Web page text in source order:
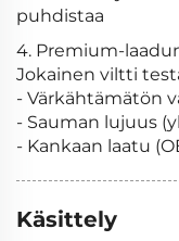
puhdistaa
4. Premium-
Jokainen viltti
- Värkähtämätön
- Sauman lujuus
- Kankaan laatu
Käsittely